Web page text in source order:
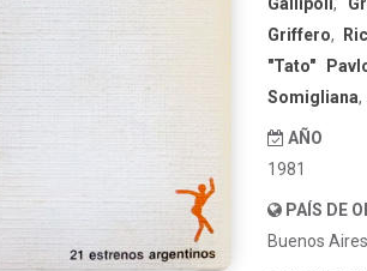
Griffero,
"Tato"
Somigliana,
AÑO
1981
PAÍS DE
Buenos